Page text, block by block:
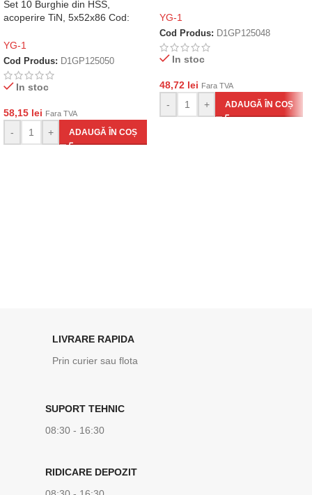
Set 10 Burghie din HSS,
acoperire TiN, 5x52x86 Cod:
YG-1
Cod Produs: D1GP125050
In stoc
58,15 lei Fara TVA
- + ADAUGĂ ÎN COȘ
YG-1
Cod Produs: D1GP125048
In stoc
48,72 lei Fara TVA
- + ADAUGĂ ÎN COȘ
LIVRARE RAPIDA
Prin curier sau flota
SUPORT TEHNIC
08:30 - 16:30
RIDICARE DEPOZIT